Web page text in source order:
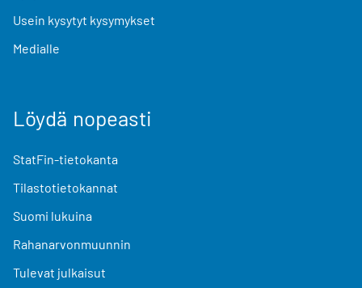
Usein kysytyt kysymykset
Medialle
Löydä nopeasti
StatFin-tietokanta
Tilastotietokannat
Suomi lukuina
Rahanarvonmuunnin
Tulevat julkaisut